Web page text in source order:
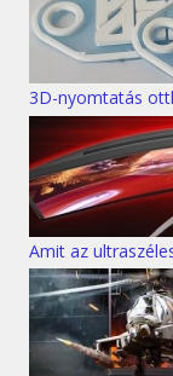
3D-nyomtatás
Amit az